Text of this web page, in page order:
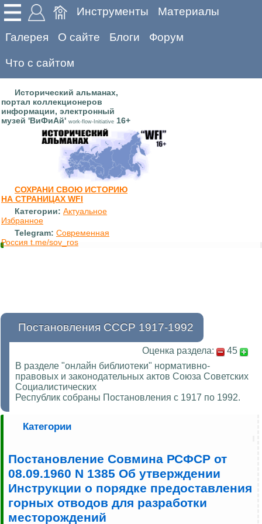
Инструменты Материалы
Галерея О сайте Блоги Форум
Что с сайтом
Исторический альманах,
портал коллекционеров
информации, электронный
музей 'ВиФиАй' work-flow-Initiative 16+
СОХРАНИ СВОЮ ИСТОРИЮ
НА СТРАНИЦАХ WFI
Категории: Актуальное
Избранное
Telegram: Современная
Россия t.me/sov_ros
Постановления СССР 1917-1992
Оценка раздела:
45
В разделе "онлайн библиотеки" нормативно-
правовых и законодательных актов Союза Советских
Социалистических
Республик собраны Постановления с 1917 по 1992.
Категории
Постановление Совмина РСФСР от
08.09.1960 N 1385 Об утверждении
Инструкции о порядке предоставления
горных отводов для разработки
месторождений